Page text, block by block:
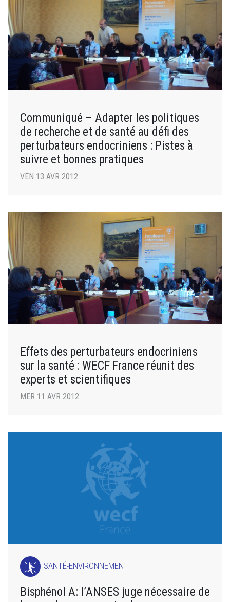
Communiqué – Adapter les politiques
de recherche et de santé au défi des
perturbateurs endocriniens : Pistes à
suivre et bonnes pratiques
VEN 13 AVR 2012
Effets des perturbateurs endocriniens
sur la santé : WECF France réunit des
experts et scientifiques
MER 11 AVR 2012
SANTÉ-ENVIRONNEMENT
Bisphénol A: l’ANSES juge nécessaire de